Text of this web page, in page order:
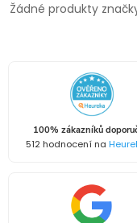
Žádné produkty
100% zákazníků
512 hodnocení na